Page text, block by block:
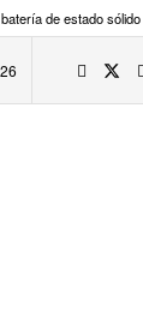
de estado sólido